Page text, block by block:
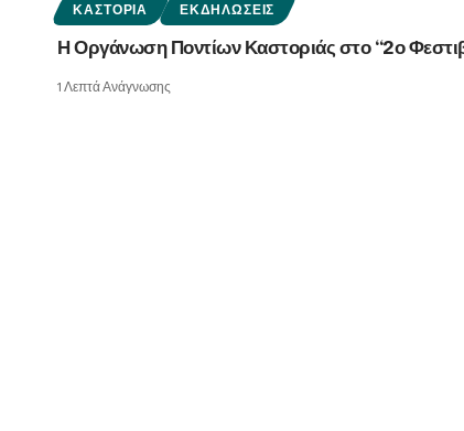
ΚΑΣΤΟΡΙΆ ΕΚΔΗΛΏΣΕΙΣ
Η Οργάνωση Ποντίων Καστοριάς στο “2ο
1 Λεπτά Ανάγνωσης